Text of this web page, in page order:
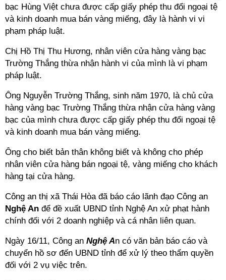
bạc Hùng Việt chưa được cấp giấy phép thu đổi ngoại tệ
và kinh doanh mua bán vàng miếng, đây là hành vi vi
phạm pháp luật.
Chị Hồ Thị Thu Hương, nhân viên cửa hàng vàng bạc
Trường Thắng thừa nhận hành vi của mình là vi phạm
pháp luật.
Ông Nguyễn Trường Thắng, sinh năm 1970, là chủ cửa
hàng vàng bạc Trường Thắng thừa nhận cửa hàng vàng
bạc của mình chưa được cấp giấy phép thu đổi ngoại tệ
và kinh doanh mua bán vàng miếng.
Ông cho biết bản thân không biết và không cho phép
nhân viên cửa hàng bán ngoại tệ, vàng miếng cho khách
hàng tại cửa hàng.
Công an thị xã Thái Hòa đã báo cáo lãnh đạo Công an
Nghệ An để đề xuất UBND tỉnh Nghệ An xử phạt hành
chính đối với 2 doanh nghiệp và cá nhân liên quan.
Ngày 16/11, Công an Nghệ An có văn bản báo cáo và
chuyển hồ sơ đến UBND tỉnh để xử lý theo thẩm quyền
đối với 2 vụ việc trên.